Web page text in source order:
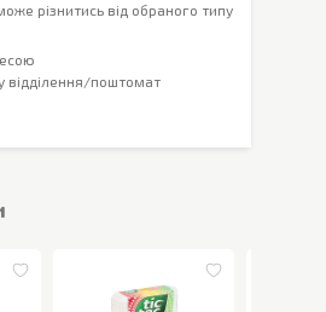
різнитись від обраного типу
поштомат